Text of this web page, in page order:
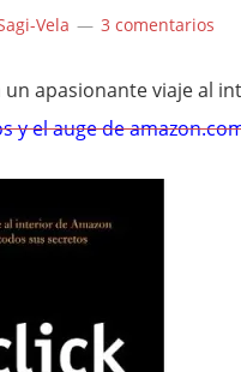
Vela 3 comentarios
un apasionante viaje al
y el auge de